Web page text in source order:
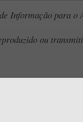
Informação para o
ou